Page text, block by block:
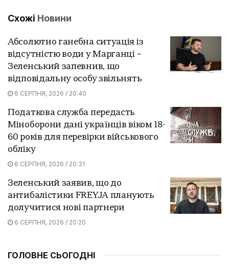
Схожі Новини
Абсолютно ганебна ситуація із
відсутністю води у Марганці –
Зеленський запевнив, що
відповідальну особу звільнять
6 СЕРПНЯ, 2026 / 20:40
Податкова служба передасть
Міноборони дані українців віком 18-
60 років для перевірки військового
обліку
6 СЕРПНЯ, 2026 / 20:31
Зеленський заявив, що до
антибалістики FREYJA планують
долучитися нові партнери
6 СЕРПНЯ, 2026 / 20:20
ГОЛОВНЕ СЬОГОДНІ